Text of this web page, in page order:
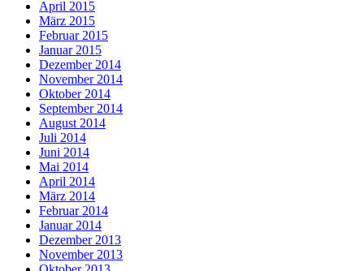
April 2015
März 2015
Februar 2015
Januar 2015
Dezember 2014
November 2014
Oktober 2014
September 2014
August 2014
Juli 2014
Juni 2014
Mai 2014
April 2014
März 2014
Februar 2014
Januar 2014
Dezember 2013
November 2013